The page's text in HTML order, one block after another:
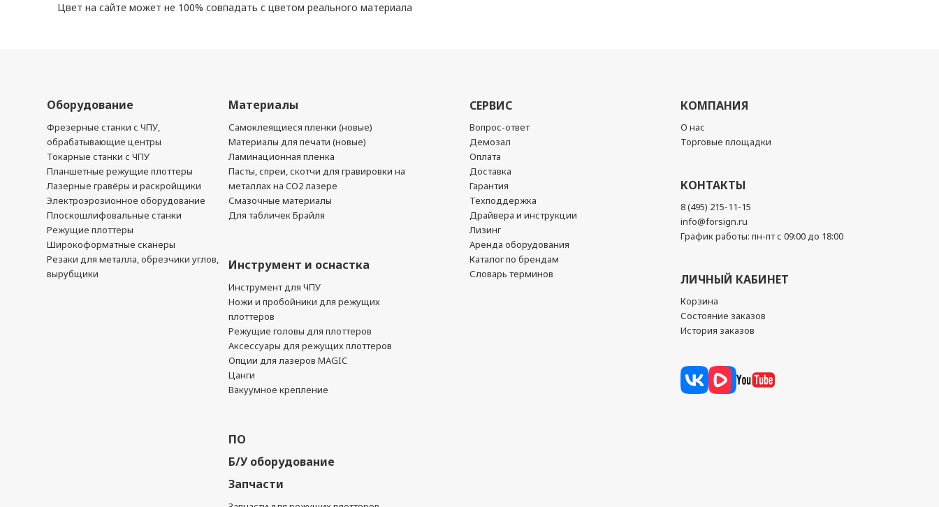
Цвет на сайте может не 100% совпадать с цветом реального материала
Оборудование
Фрезерные станки с ЧПУ,
обрабатывающие центры
Токарные станки с ЧПУ
Планшетные режущие плоттеры
Лазерные гравёры и раскройщики
Электроэрозионное оборудование
Плоскошлифовальные станки
Режущие плоттеры
Широкоформатные сканеры
Резаки для металла, обрезчики углов,
вырубщики
Материалы
Самоклеящиеся пленки (новые)
Материалы для печати (новые)
Ламинационная пленка
Пасты, спреи, скотчи для гравировки на
металлах на CO2 лазере
Смазочные материалы
Для табличек Брайля
Инструмент и оснастка
Инструмент для ЧПУ
Ножи и пробойники для режущих
плоттеров
Режущие головы для плоттеров
Аксессуары для режущих плоттеров
Опции для лазеров MAGIC
Цанги
Вакуумное крепление
ПО
Б/У оборудование
Запчасти
СЕРВИС
Вопрос-ответ
Демозал
Оплата
Доставка
Гарантия
Техподдержка
Драйвера и инструкции
Лизинг
Аренда оборудования
Каталог по брендам
Словарь терминов
КОМПАНИЯ
О нас
Торговые площадки
КОНТАКТЫ
8 (495) 215-11-15
info@forsign.ru
График работы: пн-пт с 09:00 до 18:00
ЛИЧНЫЙ КАБИНЕТ
Корзина
Состояние заказов
История заказов